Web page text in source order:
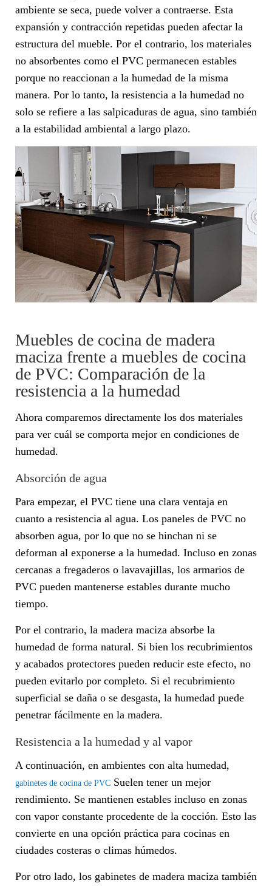
ambiente se seca, puede volver a contraerse. Esta
expansión y contracción repetidas pueden afectar la
estructura del mueble. Por el contrario, los materiales
no absorbentes como el PVC permanecen estables
porque no reaccionan a la humedad de la misma
manera. Por lo tanto, la resistencia a la humedad no
solo se refiere a las salpicaduras de agua, sino también
a la estabilidad ambiental a largo plazo.
Muebles de cocina de madera
maciza frente a muebles de cocina
de PVC: Comparación de la
resistencia a la humedad
Ahora comparemos directamente los dos materiales
para ver cuál se comporta mejor en condiciones de
humedad.
Absorción de agua
Para empezar, el PVC tiene una clara ventaja en
cuanto a resistencia al agua. Los paneles de PVC no
absorben agua, por lo que no se hinchan ni se
deforman al exponerse a la humedad. Incluso en zonas
cercanas a fregaderos o lavavajillas, los armarios de
PVC pueden mantenerse estables durante mucho
tiempo.
Por el contrario, la madera maciza absorbe la
humedad de forma natural. Si bien los recubrimientos
y acabados protectores pueden reducir este efecto, no
pueden evitarlo por completo. Si el recubrimiento
superficial se daña o se desgasta, la humedad puede
penetrar fácilmente en la madera.
Resistencia a la humedad y al vapor
A continuación, en ambientes con alta humedad,
gabinetes de cocina de PVC Suelen tener un mejor
rendimiento. Se mantienen estables incluso en zonas
con vapor constante procedente de la cocción. Esto las
convierte en una opción práctica para cocinas en
ciudades costeras o climas húmedos.
Por otro lado, los gabinetes de madera maciza también